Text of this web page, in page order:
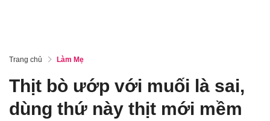
Trang chủ Làm Mẹ
Thịt bò ướp với muối là sai,
dùng thứ này thịt mới mềm